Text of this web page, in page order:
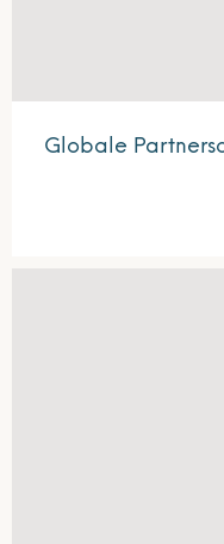
Globale